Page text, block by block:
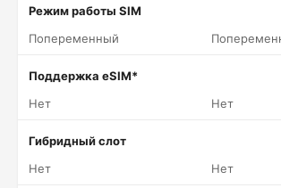
Режим работы SIM
Попеременный
Поддержка eSIM*
Нет
Нет
Гибридный слот
Нет
Нет